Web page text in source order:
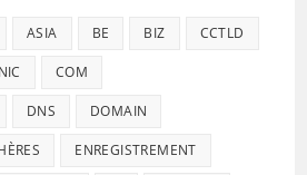
ASIA BE BIZ CCTLD
COM
DNS DOMAIN
ENREGISTREMENT